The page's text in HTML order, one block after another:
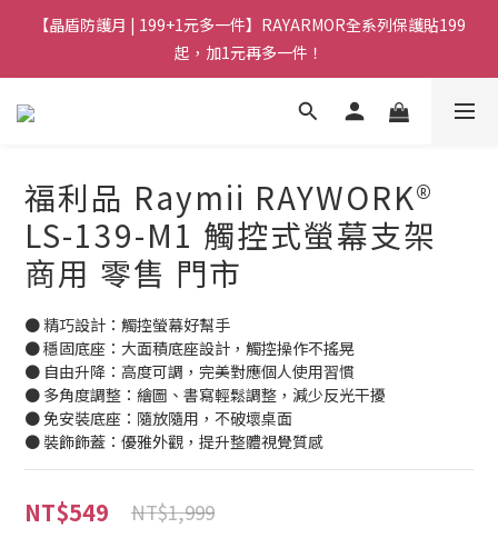
【晶盾防護月 | 199+1元多一件】RAYARMOR全系列保護貼199
起，加1元再多一件！
福利品 Raymii RAYWORK®
LS-139-M1 觸控式螢幕支架
商用 零售 門市
● 精巧設計：觸控螢幕好幫手
● 穩固底座：大面積底座設計，觸控操作不搖晃
● 自由升降：高度可調，完美對應個人使用習慣
● 多角度調整：繪圖、書寫輕鬆調整，減少反光干擾
● 免安裝底座：隨放隨用，不破壞桌面
● 裝飾飾蓋：優雅外觀，提升整體視覺質感
NT$549 NT$1,999